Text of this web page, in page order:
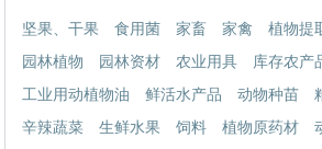
坚果、干果 食用菌 家畜 家禽 植物提
园林植物
园林资材 农业用具 库存农产
工业用动植物油
鲜活水产品 动物种苗
辛辣蔬菜
生鲜水果 饲料 植物原药材